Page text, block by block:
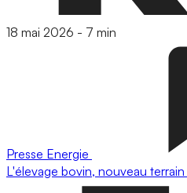
18 mai 2026 - 7 min
Presse Energie
L'élevage bovin, nouveau